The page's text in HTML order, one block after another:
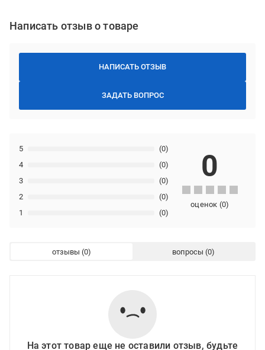
Написать отзыв о товаре
НАПИСАТЬ ОТЗЫВ
ЗАДАТЬ ВОПРОС
1 (0)
2 (0)
3 (0)
4 (0)
5 (0)
0
оценок (0)
отзывы вопросы
На этот товар еще не оставили отзыв, будьте